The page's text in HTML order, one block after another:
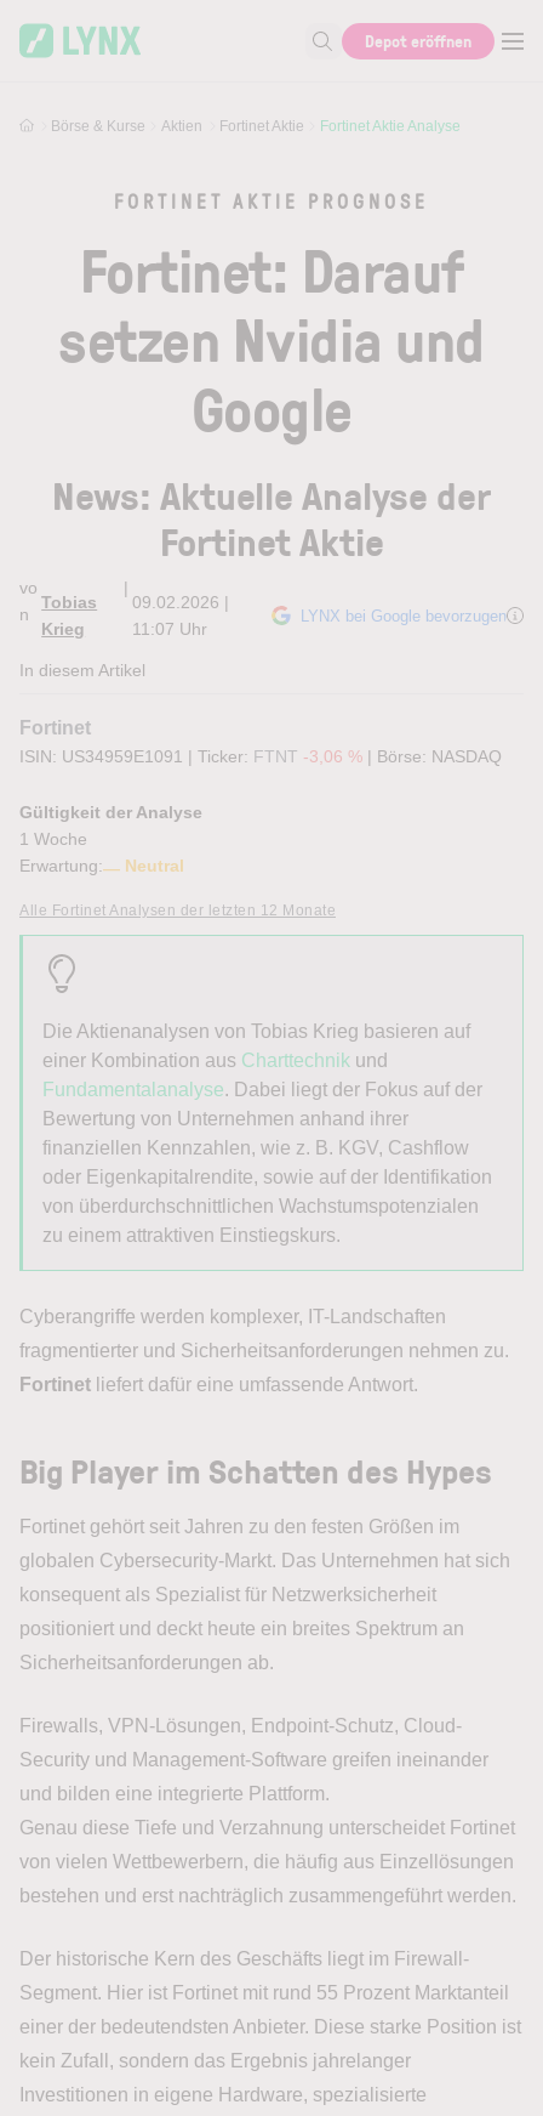
Suche nach Aktie, Autor...
Depot eröffnen
Börse & Kurse Aktien Fortinet Aktie Fortinet Aktie Analyse
FORTINET AKTIE PROGNOSE
Fortinet: Darauf
setzen Nvidia und
Google
News: Aktuelle Analyse der
Fortinet Aktie
vo
n
Tobias
Krieg
|
09.02.2026 |
11:07 Uhr
LYNX bei Google bevorzugen
In diesem Artikel
Fortinet
ISIN: US34959E1091 | Ticker: FTNT -3,06 % | Börse: NASDAQ
Gültigkeit der Analyse
1 Woche
Erwartung:
Neutral
Alle Fortinet Analysen der letzten 12 Monate
Die Aktienanalysen von Tobias Krieg basieren auf
einer Kombination aus Charttechnik und
Fundamentalanalyse. Dabei liegt der Fokus auf der
Bewertung von Unternehmen anhand ihrer
finanziellen Kennzahlen, wie z. B. KGV, Cashflow
oder Eigenkapitalrendite, sowie auf der Identifikation
von überdurchschnittlichen Wachstumspotenzialen
zu einem attraktiven Einstiegskurs.
Cyberangriffe werden komplexer, IT-Landschaften
fragmentierter und Sicherheitsanforderungen nehmen zu.
Fortinet liefert dafür eine umfassende Antwort.
Big Player im Schatten des Hypes
Fortinet gehört seit Jahren zu den festen Größen im
globalen Cybersecurity-Markt. Das Unternehmen hat sich
konsequent als Spezialist für Netzwerksicherheit
positioniert und deckt heute ein breites Spektrum an
Sicherheitsanforderungen ab.
Firewalls, VPN-Lösungen, Endpoint-Schutz, Cloud-
Security und Management-Software greifen ineinander
und bilden eine integrierte Plattform.
Genau diese Tiefe und Verzahnung unterscheidet Fortinet
von vielen Wettbewerbern, die häufig aus Einzellösungen
bestehen und erst nachträglich zusammengeführt werden.
Der historische Kern des Geschäfts liegt im Firewall-
Segment. Hier ist Fortinet mit rund 55 Prozent Marktanteil
einer der bedeutendsten Anbieter. Diese starke Position ist
kein Zufall, sondern das Ergebnis jahrelanger
Investitionen in eigene Hardware, spezialisierte